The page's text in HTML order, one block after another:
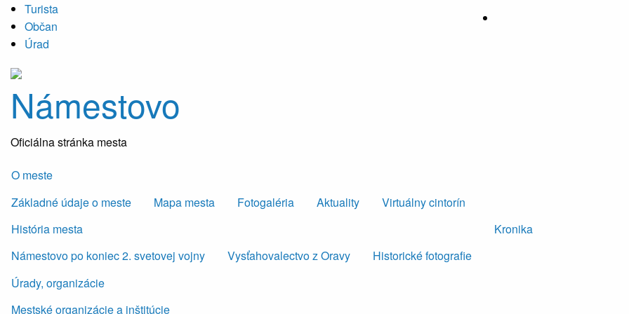
Turista
Občan
Úrad
Námestovo
Oficiálna stránka mesta
O meste
Základné údaje o meste
Mapa mesta Fotogaléria Aktuality
Virtuálny cintorín
História mesta
Námestovo po koniec 2. svetovej vojny
Vysťahovalectvo z Oravy Historické fotografie
Kronika
Úrady, organizácie
Mestské organizácie a inštitúcie